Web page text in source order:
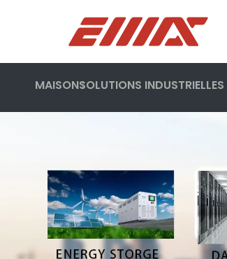
MAISONSOLUTIONS INDUSTRIELLES